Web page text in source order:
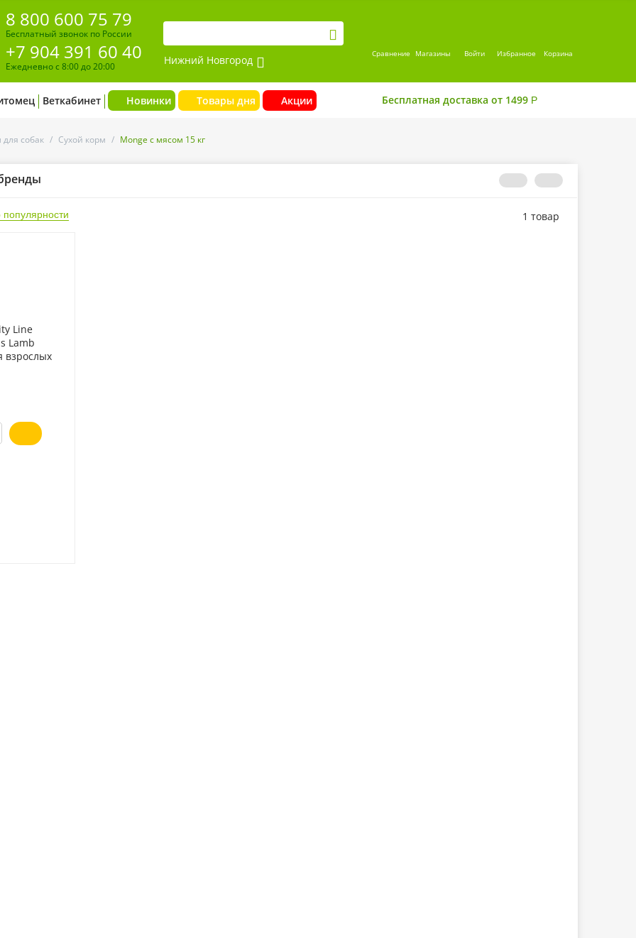
8 800 600 75 79
Бесплатный звонок по России
+7 904 391 60 40
Ежедневно с 8:00 до 20:00 Нижний Новгород Сравнение Магазины Войти Избранное Корзина
Веткабинет Новинки Товары дня Акции Бесплатная доставка от 1499 Р
для собак / Сухой корм / Monge с мясом 15 кг
популярности 1 товар
Line
Lamb
взрослых
с